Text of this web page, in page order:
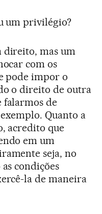
um privilégio?
direito, mas um
com os
pode impor o
o direito de outra
falarmos de
Quanto a
acredito que
em um
seja, no
condições
la de maneira